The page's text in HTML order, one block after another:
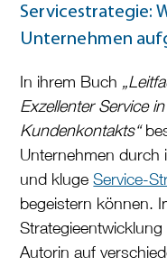
Servicestrategie:
Unternehmen
In ihrem Buch
Exzellenter Service
Kundenkontakts“
Unternehmen durch
und klugeService-
begeistern können.
Autorin auf